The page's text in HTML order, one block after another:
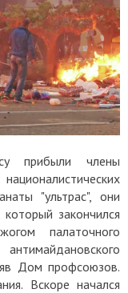
прибыли члены
"ультрас", они
закончился
палаточного
Дом профсоюзов.
Вскоре начался